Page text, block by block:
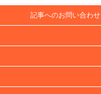
記事へのお問い合わせ